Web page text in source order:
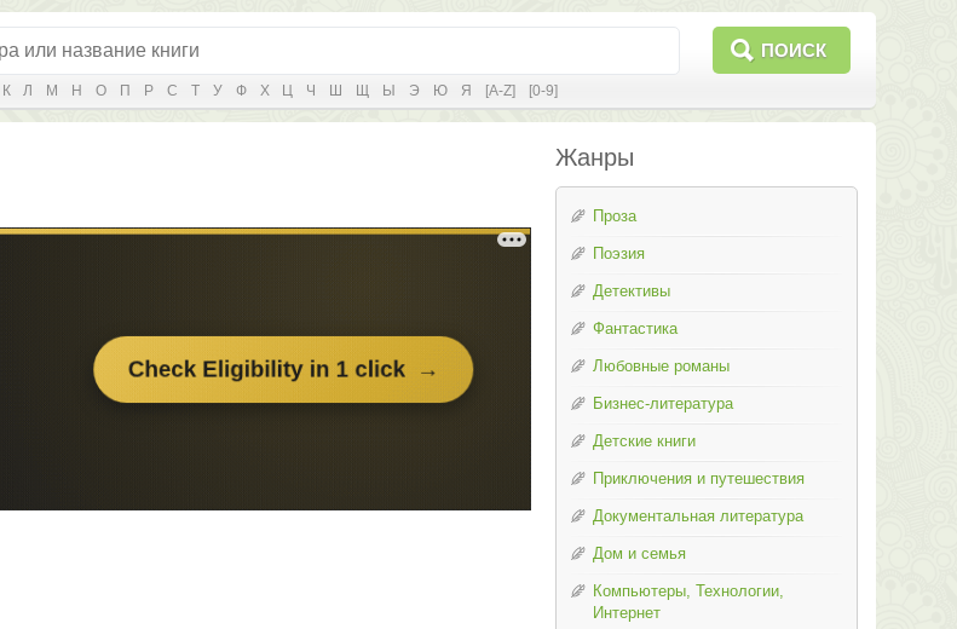
ПОИСК
К Л М Н О П Р С Т У Ф Х Ц Ч Ш Щ Ы Э Ю Я [A-Z] [0-9]
Жанры
Проза
Поэзия
Детективы
Фантастика
Любовные романы
Бизнес-литература
Детские книги
Приключения и путешествия
Документальная литература
Дом и семья
Компьютеры, Технологии,
Интернет